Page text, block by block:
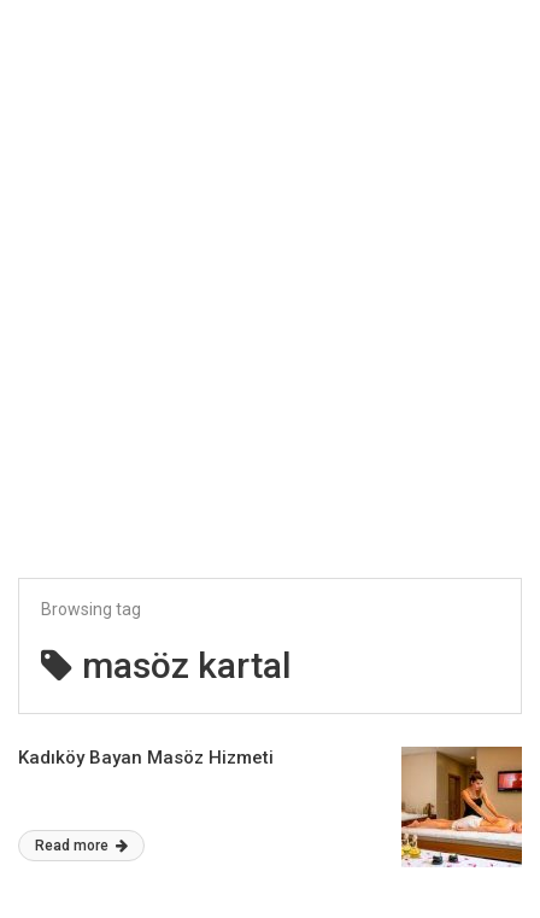
Browsing tag
masöz kartal
Kadıköy Bayan Masöz Hizmeti
Read more